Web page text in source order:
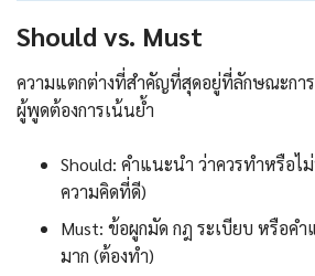
Should vs. Must
ความแตกต่างที่สำคัญที่สุดอยู่ที่ลักษณะกา
ผู้พูดต้องการเน้นย้ำ
Should: คำแนะนำ ว่าควรทำหรือ
ความคิดที่ดี)
Must: ข้อผูกมัด กฎ ระเบียบ หรือค
มาก (ต้องทำ)